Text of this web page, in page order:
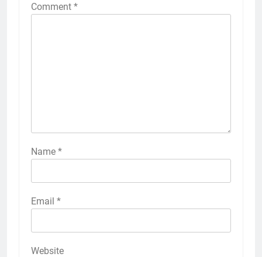
Comment *
Name *
Email *
Website